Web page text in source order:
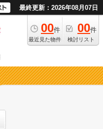
最終更新：2026年08月07日
00件
最近見た物件
00件
検討リスト